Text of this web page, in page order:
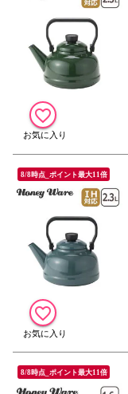
8/8時点_ポイント最大11倍
8/8時点_ポイント最大11倍